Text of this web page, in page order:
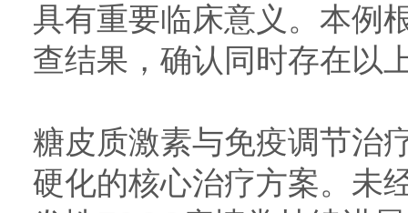
具有重要临床意义。本例
查结果，确认同时存在以
糖皮质激素与免疫调节治
硬化的核心治疗方案。未